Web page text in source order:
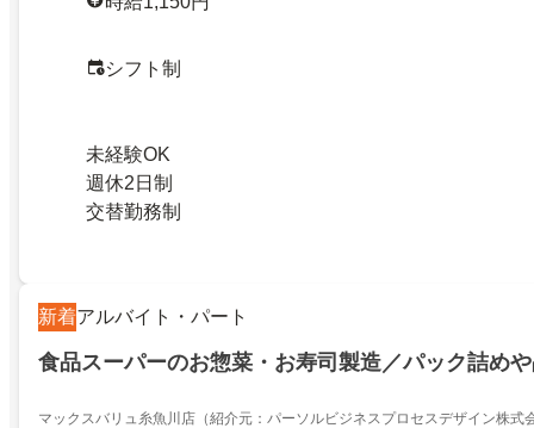
シフト制
未経験OK
週休2日制
交替勤務制
新着アルバイト・パート
食品スーパーのお惣菜・お寿司製造／パック詰め
マックスバリュ糸魚川店（紹介元：パーソルビジネスプロセスデザイン株式